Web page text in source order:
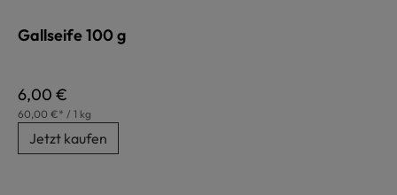
Gallseife 100 g
Regulärer Preis:
6,00 €
60,00 €* / 1 kg
Jetzt kaufen